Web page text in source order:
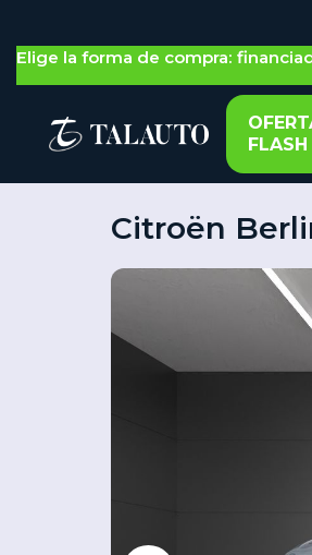
Elige la forma de compra:
FLASH
Citroën